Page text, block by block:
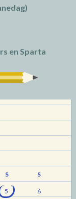
en Sparta
S S
5 6